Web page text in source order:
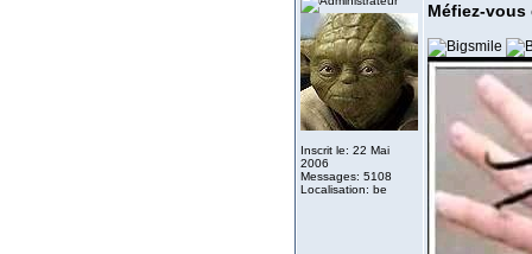
Inscrit le: 22 Mai
2006
Messages: 5108
Localisation: be
Méfiez-